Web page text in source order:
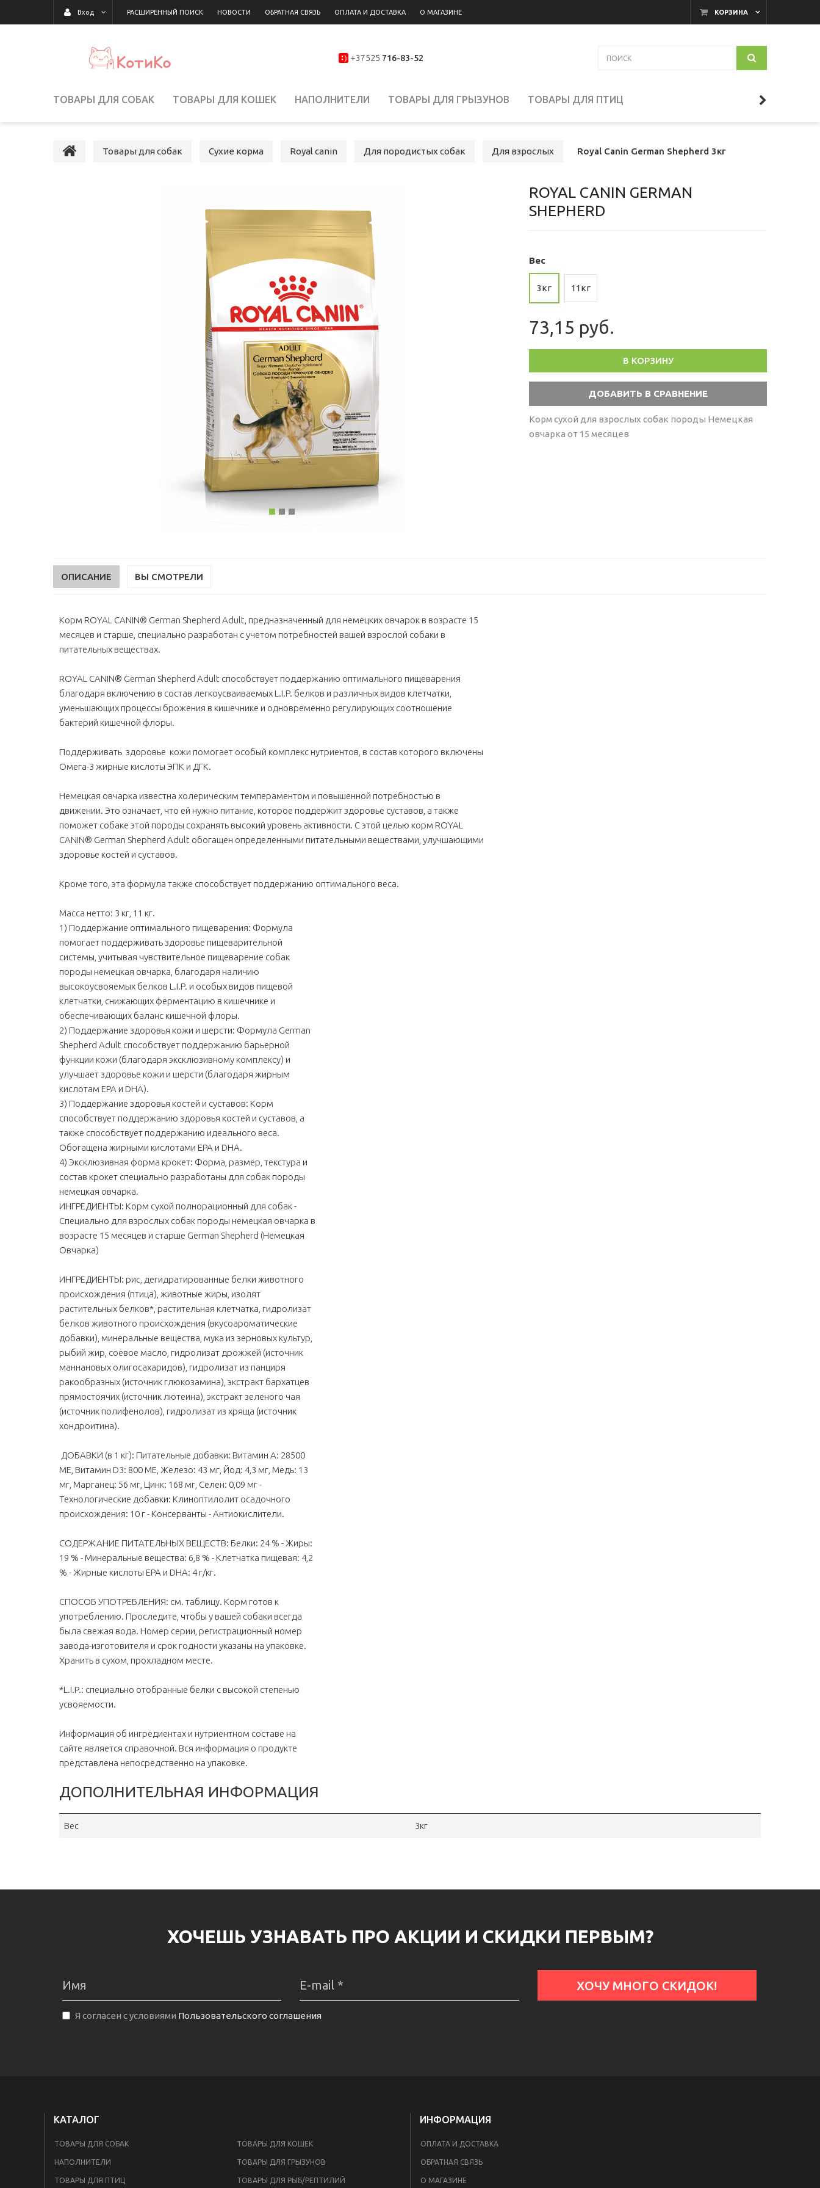
КОРЗИНА
Вход РАСШИРЕННЫЙ ПОИСК НОВОСТИ ОБРАТНАЯ СВЯЗЬ ОПЛАТА И ДОСТАВКА О МАГАЗИНЕ
+37525 716-83-52
ТОВАРЫ ДЛЯ СОБАК ТОВАРЫ ДЛЯ КОШЕК НАПОЛНИТЕЛИ ТОВАРЫ ДЛЯ ГРЫЗУНОВ ТОВАРЫ ДЛЯ ПТИЦ
Товары для собак Сухие корма Royal canin Для породистых собак Для взрослых Royal Canin German Shepherd 3кг
ROYAL CANIN GERMAN
SHEPHERD
Вес
3кг 11кг
73,15 руб.
В КОРЗИНУ
Корм сухой для взрослых собак породы Немецкая
овчарка от 15 месяцев
ОПИСАНИЕ ВЫ СМОТРЕЛИ
Корм ROYAL CANIN® German Shepherd Adult, предназначенный для немецких овчарок в возрасте 15
месяцев и старше, специально разработан с учетом потребностей вашей взрослой собаки в
питательных веществах.
ROYAL CANIN® German Shepherd Adult способствует поддержанию оптимального пищеварения
благодаря включению в состав легкоусваиваемых L.I.P. белков и различных видов клетчатки,
уменьшающих процессы брожения в кишечнике и одновременно регулирующих соотношение
бактерий кишечной флоры.
Поддерживать здоровье кожи помогает особый комплекс нутриентов, в состав которого включены
Омега-3 жирные кислоты ЭПК и ДГК.
Немецкая овчарка известна холерическим темпераментом и повышенной потребностью в
движении. Это означает, что ей нужно питание, которое поддержит здоровье суставов, а также
поможет собаке этой породы сохранять высокий уровень активности. С этой целью корм ROYAL
CANIN® German Shepherd Adult обогащен определенными питательными веществами, улучшающими
здоровье костей и суставов.
Кроме того, эта формула также способствует поддержанию оптимального веса.
Масса нетто: 3 кг, 11 кг.
1) Поддержание оптимального пищеварения: Формула
помогает поддерживать здоровье пищеварительной
системы, учитывая чувствительное пищеварение собак
породы немецкая овчарка, благодаря наличию
высокоусвояемых белков L.I.P. и особых видов пищевой
клетчатки, снижающих ферментацию в кишечнике и
обеспечивающих баланс кишечной флоры.
2) Поддержание здоровья кожи и шерсти: Формула German
Shepherd Adult способствует поддержанию барьерной
функции кожи (благодаря эксклюзивному комплексу) и
улучшает здоровье кожи и шерсти (благодаря жирным
кислотам EPA и DHA).
3) Поддержание здоровья костей и суставов: Корм
способствует поддержанию здоровья костей и суставов, а
также способствует поддержанию идеального веса.
Обогащена жирными кислотами EPA и DHA.
4) Эксклюзивная форма крокет: Форма, размер, текстура и
состав крокет специально разработаны для собак породы
немецкая овчарка.
ИНГРЕДИЕНТЫ: Корм сухой полнорационный для собак -
Cпециально для взрослых собак породы немецкая овчарка в
возрасте 15 месяцев и старше German Shepherd (Немецкая
Овчарка)
ИНГРЕДИЕНТЫ: рис, дегидратированные белки животного
происхождения (птица), животные жиры, изолят
растительных белков*, растительная клетчатка, гидролизат
белков животного происхождения (вкусоароматические
добавки), минеральные вещества, мука из зерновых культур,
рыбий жир, соевое масло, гидролизат дрожжей (источник
мaннановых олигосахаридов), гидролизат из панциря
ракообразных (источник глюкозамина), экстракт бархатцев
прямостоячих (источник лютеина), экстракт зеленого чая
(источник полифенолов), гидролизат из хряща (источник
хондроитина).
ДОБАВКИ (в 1 кг): Питательные добавки: Витамин A: 28500
ME, Витамин D3: 800 ME, Железо: 43 мг, Йод: 4,3 мг, Медь: 13
мг, Марганец: 56 мг, Цинк: 168 мг, Ceлeн: 0,09 мг -
Технологические добавки: Клиноптилолит осадочного
происхождения: 10 г - Консерванты - Антиокислители.
СОДЕРЖАНИЕ ПИТАТЕЛЬНЫХ ВЕЩЕСТВ: Белки: 24 % - Жиры:
19 % - Минеральные вещества: 6,8 % - Клетчатка пищевая: 4,2
% - Жирные кислоты EPA и DHA: 4 г/кг.
СПОСОБ УПОТРЕБЛЕНИЯ: см. таблицу. Корм готов к
употреблению. Проследите, чтобы у вашей собаки всегда
была свежая вода. Номер серии, регистрационный номер
завода-изготовителя и срок годности указаны на упаковке.
Хранить в сухом, прохладном месте.
*L.I.P.: специально отобранные белки с высокой степенью
усвояемости.
Информация об ингредиентах и нутриентном составе на
сайте является справочной. Вся информация о продукте
представлена непосредственно на упаковке.
ДОПОЛНИТЕЛЬНАЯ ИНФОРМАЦИЯ
Вес 3кг
ХОЧЕШЬ УЗНАВАТЬ ПРО АКЦИИ И СКИДКИ ПЕРВЫМ?
Я согласен с условиями Пользовательского соглашения
КАТАЛОГ
ТОВАРЫ ДЛЯ СОБАК ТОВАРЫ ДЛЯ КОШЕК
НАПОЛНИТЕЛИ ТОВАРЫ ДЛЯ ГРЫЗУНОВ
ТОВАРЫ ДЛЯ ПТИЦ ТОВАРЫ ДЛЯ РЫБ/РЕПТИЛИЙ
ИНФОРМАЦИЯ
ОПЛАТА И ДОСТАВКА
ОБРАТНАЯ СВЯЗЬ
О МАГАЗИНЕ